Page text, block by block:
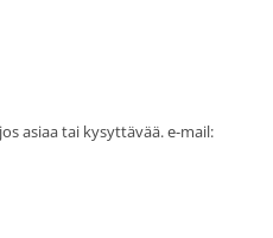
asiaa tai kysyttävää. e-mail: